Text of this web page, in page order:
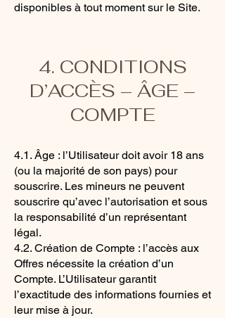
disponibles à tout moment sur le Site.
4. CONDITIONS
D’ACCÈS – ÂGE –
COMPTE
4.1. Âge : l’Utilisateur doit avoir 18 ans
(ou la majorité de son pays) pour
souscrire. Les mineurs ne peuvent
souscrire qu’avec l’autorisation et sous
la responsabilité d’un représentant
légal.
4.2. Création de Compte : l’accès aux
Offres nécessite la création d’un
Compte. L’Utilisateur garantit
l’exactitude des informations fournies et
leur mise à jour.